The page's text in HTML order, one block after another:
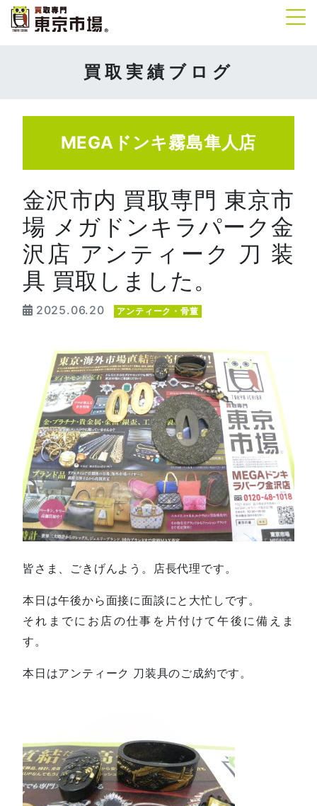
買取実績ブログ
MEGAドンキ霧島隼人店
金沢市内 買取専門 東京市
場 メガドンキラパーク金
沢店 アンティーク 刀 装
具 買取しました。
2025.06.20 アンティーク・骨董
皆さま、ごきげんよう。店長代理です。
本日は午後から面接に面談にと大忙しです。
それまでにお店の仕事を片付けて午後に備えま
す。
本日はアンティーク 刀装具のご成約です。